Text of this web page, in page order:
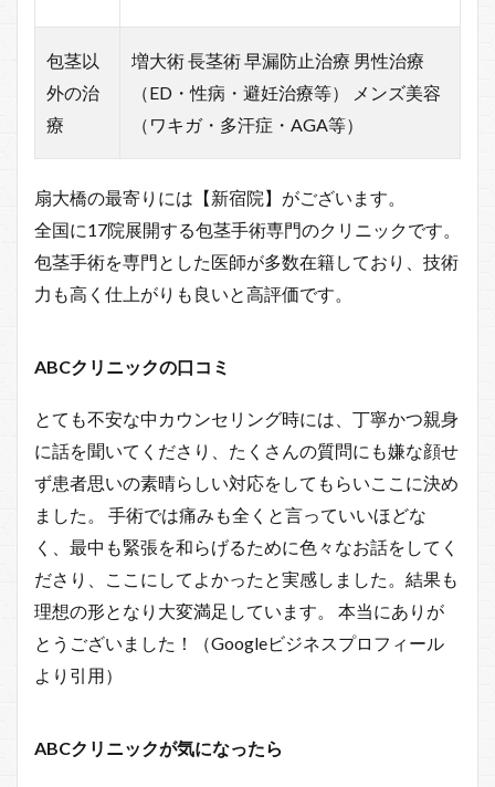
包茎以
外の治
療
増大術 長茎術 早漏防止治療 男性治療
（ED・性病・避妊治療等） メンズ美容
（ワキガ・多汗症・AGA等）
扇大橋の最寄りには【新宿院】がございます。
全国に17院展開する包茎手術専門のクリニックです。
包茎手術を専門とした医師が多数在籍しており、技術
力も高く仕上がりも良いと高評価です。
ABCクリニックの口コミ
とても不安な中カウンセリング時には、丁寧かつ親身
に話を聞いてくださり、たくさんの質問にも嫌な顔せ
ず患者思いの素晴らしい対応をしてもらいここに決め
ました。 手術では痛みも全くと言っていいほどな
く、最中も緊張を和らげるために色々なお話をしてく
ださり、ここにしてよかったと実感しました。結果も
理想の形となり大変満足しています。 本当にありが
とうございました！（Googleビジネスプロフィール
より引用）
ABCクリニックが気になったら